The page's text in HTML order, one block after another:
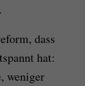
dass
hat:
weniger